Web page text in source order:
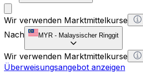
Wir verwenden Marktmittelkurse
Nach
MYR - Malaysischer Ringgit
Wir verwenden Marktmittelkurse
Überweisungsangebot anzeigen